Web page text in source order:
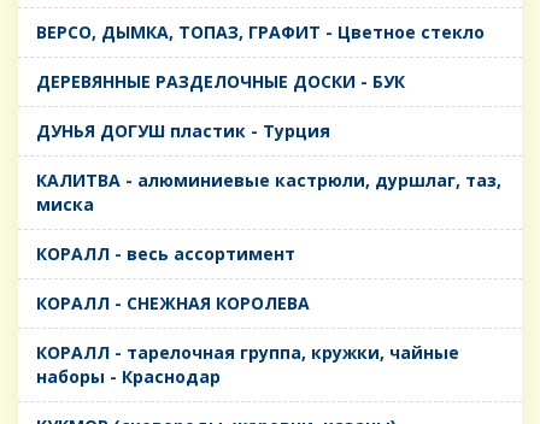
ВЕРСО, ДЫМКА, ТОПАЗ, ГРАФИТ - Цветное стекло
ДЕРЕВЯННЫЕ РАЗДЕЛОЧНЫЕ ДОСКИ - БУК
ДУНЬЯ ДОГУШ пластик - Турция
КАЛИТВА - алюминиевые кастрюли, дуршлаг, таз,
миска
КОРАЛЛ - весь ассортимент
КОРАЛЛ - СНЕЖНАЯ КОРОЛЕВА
КОРАЛЛ - тарелочная группа, кружки, чайные
наборы - Краснодар